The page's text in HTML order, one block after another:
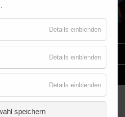
FÜR MOTORRÄDER
NACH MASS
.
Details einblenden
Details einblenden
Details einblenden
speichern